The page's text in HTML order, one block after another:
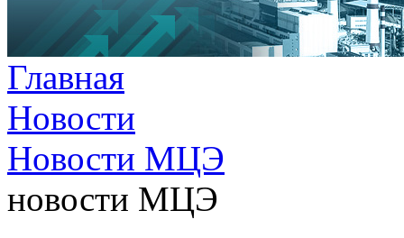
Главная
Новости
Новости МЦЭ
новости МЦЭ